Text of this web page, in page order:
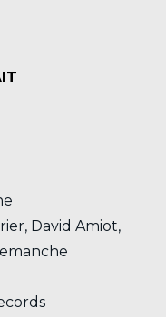
David Amiot,